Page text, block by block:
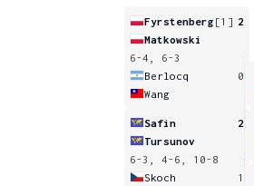
Fyrstenberg [1] 2
Matkowski
6-4, 6-3
Berlocq
0
Wang
Safin
2
Tursunov
6-3, 4-6, 10-8
Skoch
1